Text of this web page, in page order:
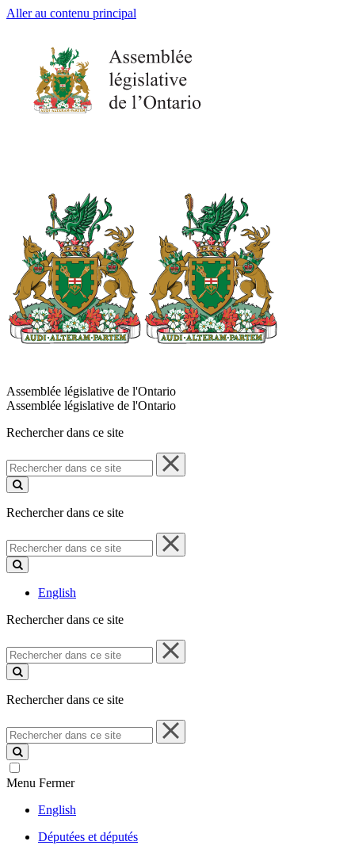
Aller au contenu principal
Assemblée législative de l'Ontario
Assemblée législative de l'Ontario
Rechercher dans ce site
Rechercher
dans
ce
Rechercher dans ce site
Rechercher
dans
ce
English
Rechercher dans ce site
Rechercher
dans
ce
Rechercher dans ce site
Rechercher
dans
ce
site
Menu Fermer
English
Députées et députés